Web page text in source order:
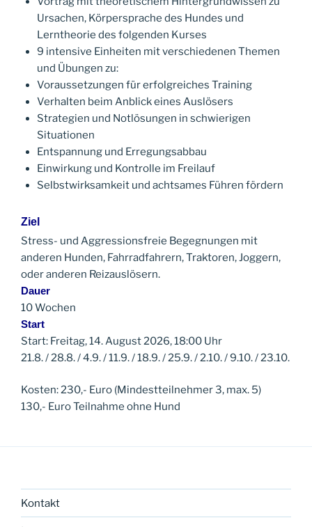
Ursachen, Körpersprache des Hundes und
Lerntheorie des folgenden Kurses
9 intensive Einheiten mit verschiedenen Themen
und Übungen zu:
Voraussetzungen für erfolgreiches Training
Verhalten beim Anblick eines Auslösers
Strategien und Notlösungen in schwierigen
Situationen
Entspannung und Erregungsabbau
Einwirkung und Kontrolle im Freilauf
Selbstwirksamkeit und achtsames Führen fördern
Ziel
Stress- und Aggressionsfreie Begegnungen mit
anderen Hunden, Fahrradfahrern, Traktoren, Joggern,
oder anderen Reizauslösern.
Dauer
10 Wochen
Start
Start: Freitag, 14. August 2026, 18:00 Uhr
21.8. / 28.8. / 4.9. / 11.9. / 18.9. / 25.9. / 2.10. / 9.10. / 23.10.
Kosten: 230,- Euro (Mindestteilnehmer 3, max. 5)
130,- Euro Teilnahme ohne Hund
Kontakt